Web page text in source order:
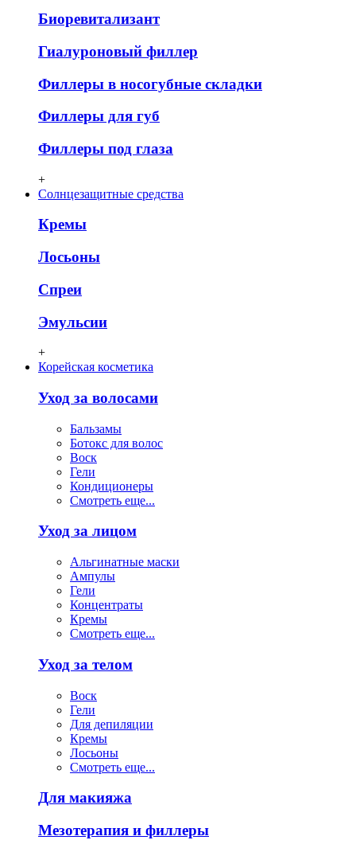
Биоревитализант
Гиалуроновый филлер
Филлеры в носогубные складки
Филлеры для губ
Филлеры под глаза
+
Солнцезащитные средства
Кремы
Лосьоны
Спреи
Эмульсии
+
Корейская косметика
Уход за волосами
Бальзамы
Ботокс для волос
Воск
Гели
Кондиционеры
Смотреть еще...
Уход за лицом
Альгинатные маски
Ампулы
Гели
Концентраты
Кремы
Смотреть еще...
Уход за телом
Воск
Гели
Для депиляции
Кремы
Лосьоны
Смотреть еще...
Для макияжа
Мезотерапия и филлеры